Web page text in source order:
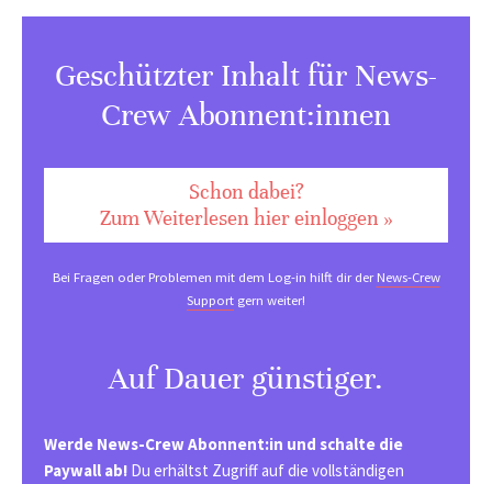
Geschützter Inhalt für News-
Crew Abonnent:innen
Schon dabei?
Zum Weiterlesen hier einloggen »
Bei Fragen oder Problemen mit dem Log-in hilft dir derNews-Crew
Support gern weiter!
Auf Dauer günstiger.
Werde News-Crew Abonnent:in und schalte die
Paywall ab! Du erhältst Zugriff auf die vollständigen